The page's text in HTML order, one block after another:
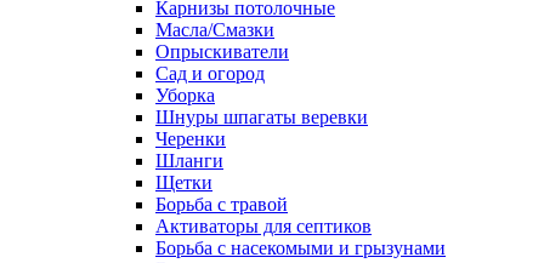
Карнизы потолочные
Масла/Смазки
Опрыскиватели
Сад и огород
Уборка
Шнуры шпагаты веревки
Черенки
Шланги
Щетки
Борьба с травой
Активаторы для септиков
Борьба с насекомыми и грызунами